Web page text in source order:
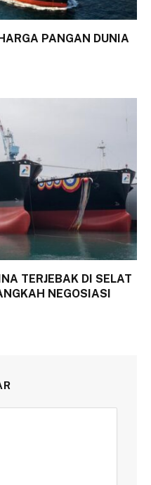
PANGAN DUNIA
TERJEBAK DI SELAT
NEGOSIASI